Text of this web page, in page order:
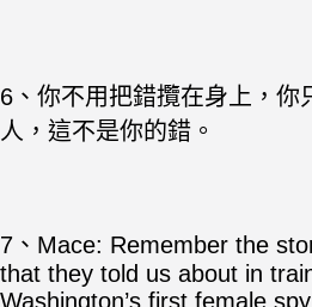
6、你不用把錯攬在身上，你
人，這不是你的錯。
7、Mace: Remember the
that they told us about in
Washington’s first female